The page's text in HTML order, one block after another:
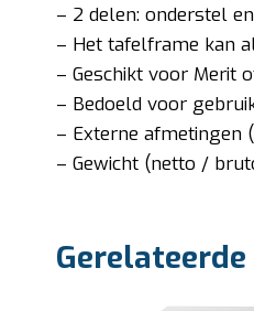
– 2 delen: onderstel
– Het tafelframe kan
– Geschikt voor Merit
– Bedoeld voor
– Externe afmetingen
– Gewicht (netto /